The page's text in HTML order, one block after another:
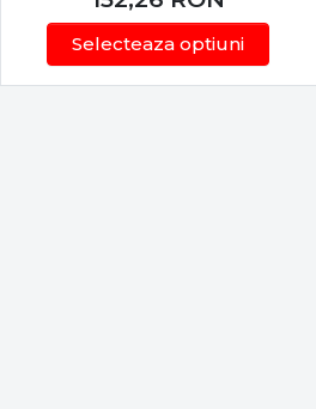
Selecteaza optiuni